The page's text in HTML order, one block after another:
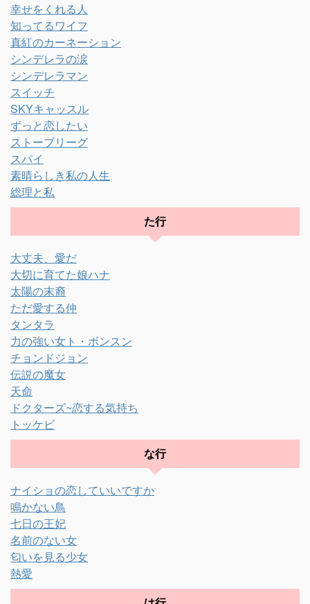
幸せをくれる人
知ってるワイフ
真紅のカーネーション
シンデレラの涙
シンデレラマン
スイッチ
SKYキャッスル
ずっと恋したい
ストーブリーグ
スパイ
素晴らしき私の人生
総理と私
た行
大丈夫、愛だ
大切に育てた娘ハナ
太陽の末裔
ただ愛する仲
タンタラ
力の強い女ト・ボンスン
チョンドジョン
伝説の魔女
天命
ドクターズ~恋する気持ち
トッケビ
な行
ナイショの恋していいですか
鳴かない鳥
七日の王妃
名前のない女
匂いを見る少女
熱愛